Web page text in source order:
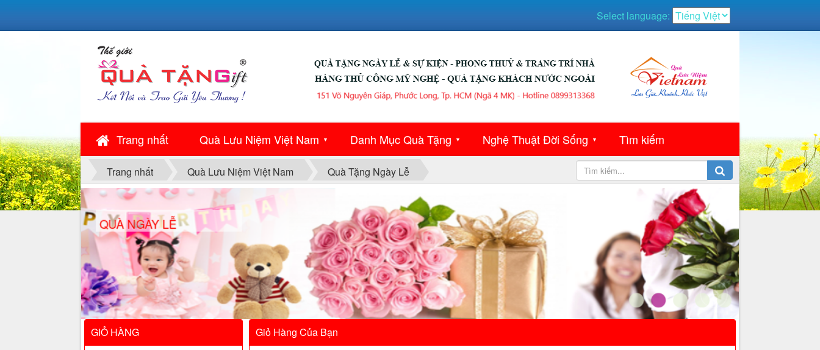
Trang nhất Quà Lưu Niệm Việt Nam ▼ Danh Mục Quà Tặng ▼ Nghệ Thuật Đời Sống ▼ Tìm kiếm
Select language:
Trang nhất Quà Lưu Niệm Việt Nam Quà Tặng Ngày Lễ
QUÀ NGÀY LỄ
Giỏ Hàng Của Bạn
GIỎ HÀNG